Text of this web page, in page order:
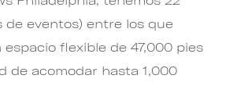
de eventos) entre los que
flexible de 47,000 pies
de acomodar hasta 1,000